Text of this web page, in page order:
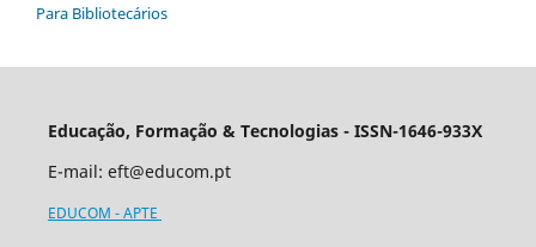
Para Bibliotecários
Educação, Formação & Tecnologias - ISSN-1646-933X
E-mail: eft@educom.pt
EDUCOM - APTE